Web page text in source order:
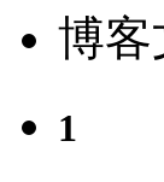
博客
1